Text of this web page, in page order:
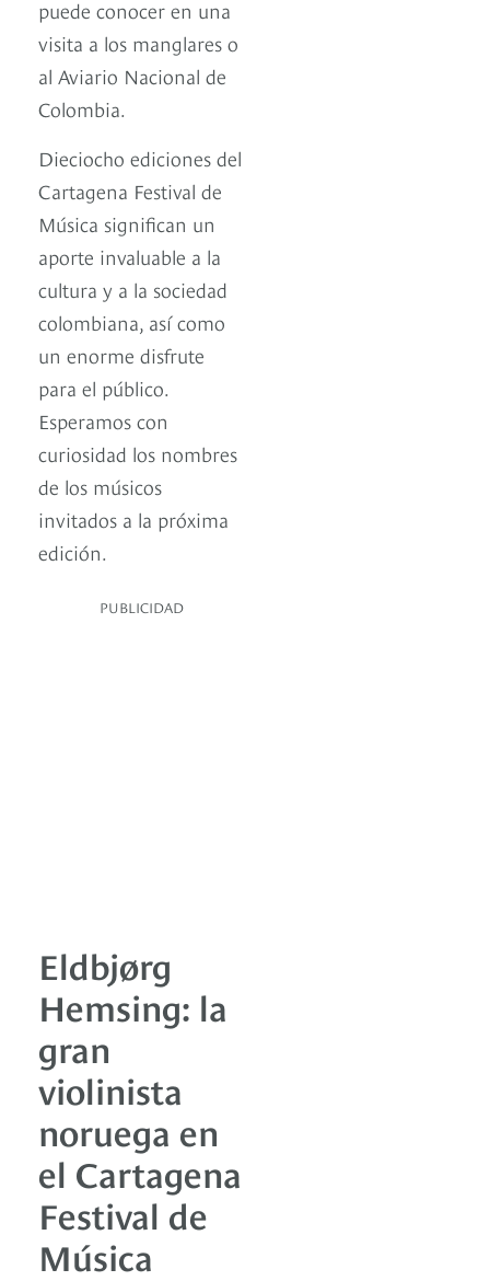
puede conocer en una
visita a los manglares o
al Aviario Nacional de
Colombia.
Dieciocho ediciones del
Cartagena Festival de
Música significan un
aporte invaluable a la
cultura y a la sociedad
colombiana, así como
un enorme disfrute
para el público.
Esperamos con
curiosidad los nombres
de los músicos
invitados a la próxima
edición.
PUBLICIDAD
Eldbjørg
Hemsing: la
gran
violinista
noruega en
el Cartagena
Festival de
Música